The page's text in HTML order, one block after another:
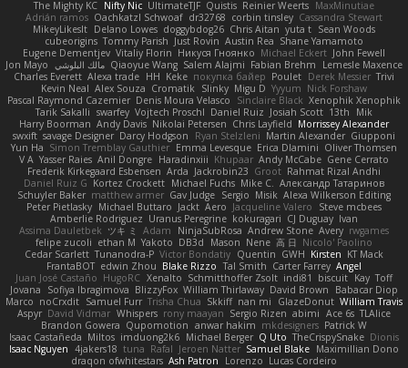
The Mighty KC Nifty Nic UltimateTJF Quistis Reinier Weerts MaxMinutiae
Adrián ramos Oachkatzl Schwoaf dr32768 corbin tinsley Cassandra Stewart
MikeyLikesIt Delano Lowes doggybdog26 Chris Aitan yuta t Sean Woods
cubeorigins Tommy Parish Just Rovin Austin Rea Shane Yamamoto
Eugene Dementjev Vitaliy Florin Никуся Гноянко Michael Eckert John Fewell
Jon Mayo مالك البلوشي Qiaoyue Wang Salem Alajmi Fabian Brehm
Lemesle Maxence
Charles Everett Alexa trade HH Keke покупка байер Poulet Derek Messier Trivi
Kevin Neal Alex Souza Cromatik Slinky Migu D Yyyum Nick Forshaw
Pascal Raymond Cazemier Denis Moura Velasco Sinclaire Black Xenophik Xenophik
Tarik Sakalli swarfey Vojtech Proschl Daniel Ruiz Josiah Scott 13th
Mik
Harry Boorman Andy Davis Nikolai Petersen Chris Layfield Morrissey Alexander
swxift savage Designer Darcy Hodgson Ryan Stelzleni Martin Alexander Giupponi
Yun Ha Simon Tremblay Gauthier Emma Levesque Erica Dlamini Oliver Thomsen
V A Yasser Raies Anil Dongre Haradinxiii Khupaar Andy McCabe Gene Cerrato
Frederik Kirkegaard Esbensen Arda Jackrobin23 Groot Rahmat Rizal Andhi
Daniel Ruiz G Kortez Crockett Michael Fuchs Mike C. Александр Татаринов
Schuyler Baker matthew armer Gav Judge Sergio Misik Alexa Wilkerson Editing
Peter Pietlasky Michael Buttaro Jackt Aero Jacqueline Valero
Steve mcbees
Amberlie Rodriguez Uranus Peregrine kokuragari CJ Duguay Ivan
Assima Dauletbek ツキ ミ Adam NinjaSubRosa Andrew Stone Avery rwgames
felipe zucoli ethan M Yakoto DB3d Mason Nene 高 日 Nicolo' Paolino
Cedar Scarlett Tunanodra-P Victor Bondatiy Quentin GWH Kirsten KT Mack
FrantaBOT edwin Zhou Blake Rizzo Tal Smith Carter Farrey Angel
Juan José Castaño HugoRC Xenalto Schmitthoffer Zsolt indi81 biscuit Kay Toff
Jovana
Sofiya Ibragimova BlizzyFox William Thirlaway David Brown
Babacar Diop
Marco noCrxdit Samuel Furr Trisha Chua Skkiff nan mi GlazeDonut William Travis
Aspyr David Vidmar Whispers rony maayan Sergio Rizen abimi Ace 6s TLAlice
Brandon Gowera Qupomotion anwar hakim mkdesigners Patrick W
Isaac Castañeda Miltos imduong2k6 Michael Berger Q Uto TheCrispySnake Dionis
Isaac Nguyen 4jakers18 tuna Rafal Jeroen Natter Samuel Blake Maximillian Dono
draqon ofwhitestars Ash Patron Lorenzo Lucas Cordeiro